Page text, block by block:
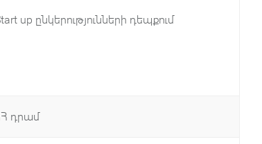
up ընկերությունների դեպքում
դրամ